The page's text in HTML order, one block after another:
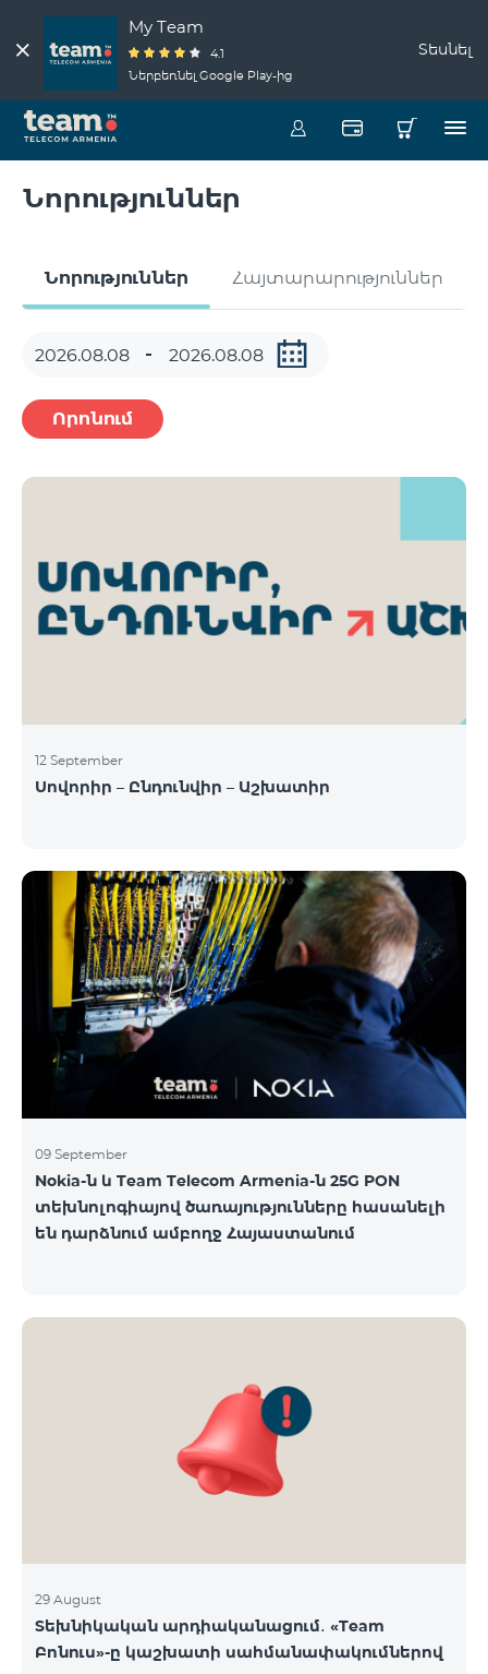
My Team
4.1
Ներբեռնել Google Play-ից
Տեսնել
Նորություններ
Նորություններ Հայտարարություններ
Որոնում
12 September
Սովորիր – Ընդունվիր – Աշխատիր
09 September
Nokia-ն և Team Telecom Armenia-ն 25G PON
տեխնոլոգիայով ծառայությունները հասանելի
են դարձնում ամբողջ Հայաստանում
29 August
Տեխնիկական արդիականացում․ «Team
Բոնուս»-ը կաշխատի սահմանափակումներով